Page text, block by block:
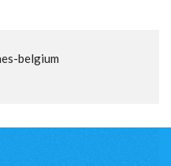
belgium